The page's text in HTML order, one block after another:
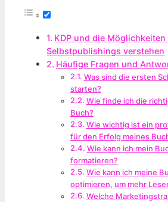
KDP und die Möglichkeiten
Selbstpublishings verstehen
Häufige Fragen und
Was sind die ersten
starten?
Wie finde ich die
Buch?
Wie wichtig ist ein
für den Erfolg meines
Wie kann ich mein
formatieren?
Wie kann ich meine
optimieren, um mehr
Welche